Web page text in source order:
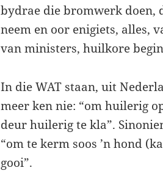
bydrae die bromwerk doen,
neem en oor enigiets, alles,
van ministers, huilkore
In die WAT staan, uit
meer ken nie: “om huilerig
deur huilerig te kla”.
“om te kerm soos ’n hond
gooi”.